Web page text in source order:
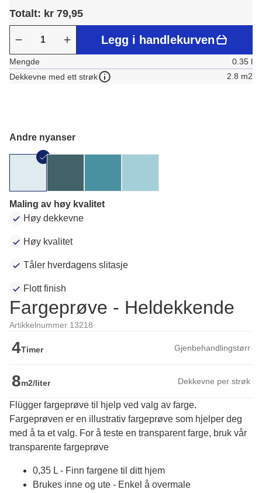
Totalt: kr 79,95
Legg i handlekurven
Mengde
0.35 l
Dekkevne med ett strøk
2.8 m2
Andre nyanser
Maling av høy kvalitet
Høy dekkevne
Høy kvalitet
Tåler hverdagens slitasje
Flott finish
Fargeprøve - Heldekkende
Artikkelnummer 13218
4Timer Gjenbehandlingstørr
8m2/liter Dekkevne per strøk
Flügger fargeprøve til hjelp ved valg av farge.
Fargeprøven er en illustrativ fargeprøve som hjelper deg
med å ta et valg. For å teste en transparent farge, bruk vår
transparente fargeprøve
0,35 L - Finn fargene til ditt hjem
Brukes inne og ute - Enkel å overmale